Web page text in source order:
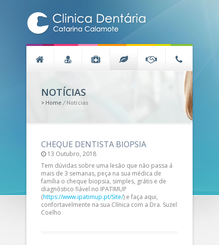
NOTÍCIAS
> Home / Notícias
CHEQUE DENTISTA BIOPSIA
13 Outubro, 2018
Tem dúvidas sobre uma lesão que não passa á
mais de 3 semanas, peça na sua médica de
família o cheque biopsia, simples, grátis e de
diagnóstico fiável no IPATIMUP
(https://www.ipatimup.pt/Site/) e faça aqui,
confortavelmente na sua Clínica com a Dra. Suzel
Coelho